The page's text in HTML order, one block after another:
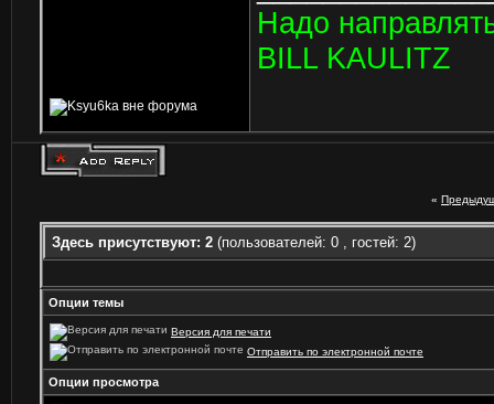
Hадо
BILL KAULITZ
«
Здесь присутствуют: 2 (пользователей: 0 , гостей: 2)
Опции темы
Версия для печати
Отправить по электронной почте
Опции просмотра